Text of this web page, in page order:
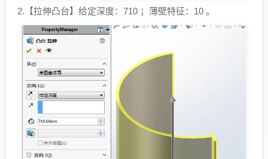
2.【拉伸凸台】给定深度：710 ；薄壁特征：10 。